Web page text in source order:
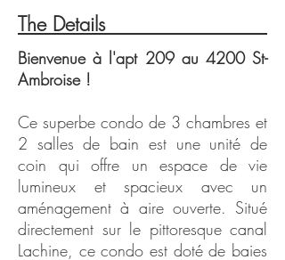
Extérieur Lobby
The Details
Bienvenue à l'apt 209 au 4200 St-
Ambroise !
Ce superbe condo de 3 chambres et
2 salles de bain est une unité de
coin qui offre un espace de vie
lumineux et spacieux avec un
aménagement à aire ouverte. Situé
directement sur le pittoresque canal
Lachine, ce condo est doté de baies